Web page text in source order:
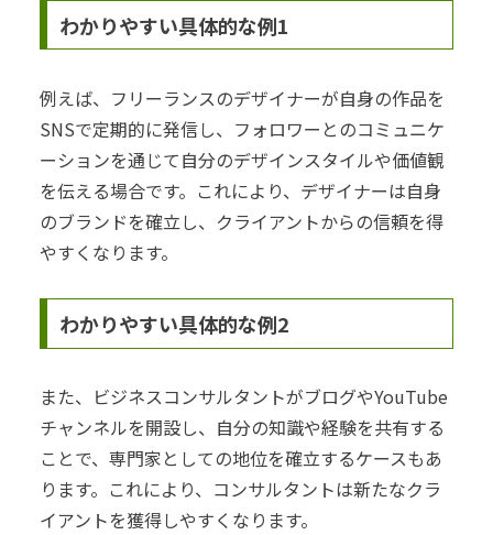
わかりやすい具体的な例1
例えば、フリーランスのデザイナーが自身の作品を
SNSで定期的に発信し、フォロワーとのコミュニケ
ーションを通じて自分のデザインスタイルや価値観
を伝える場合です。これにより、デザイナーは自身
のブランドを確立し、クライアントからの信頼を得
やすくなります。
わかりやすい具体的な例2
また、ビジネスコンサルタントがブログやYouTube
チャンネルを開設し、自分の知識や経験を共有する
ことで、専門家としての地位を確立するケースもあ
ります。これにより、コンサルタントは新たなクラ
イアントを獲得しやすくなります。